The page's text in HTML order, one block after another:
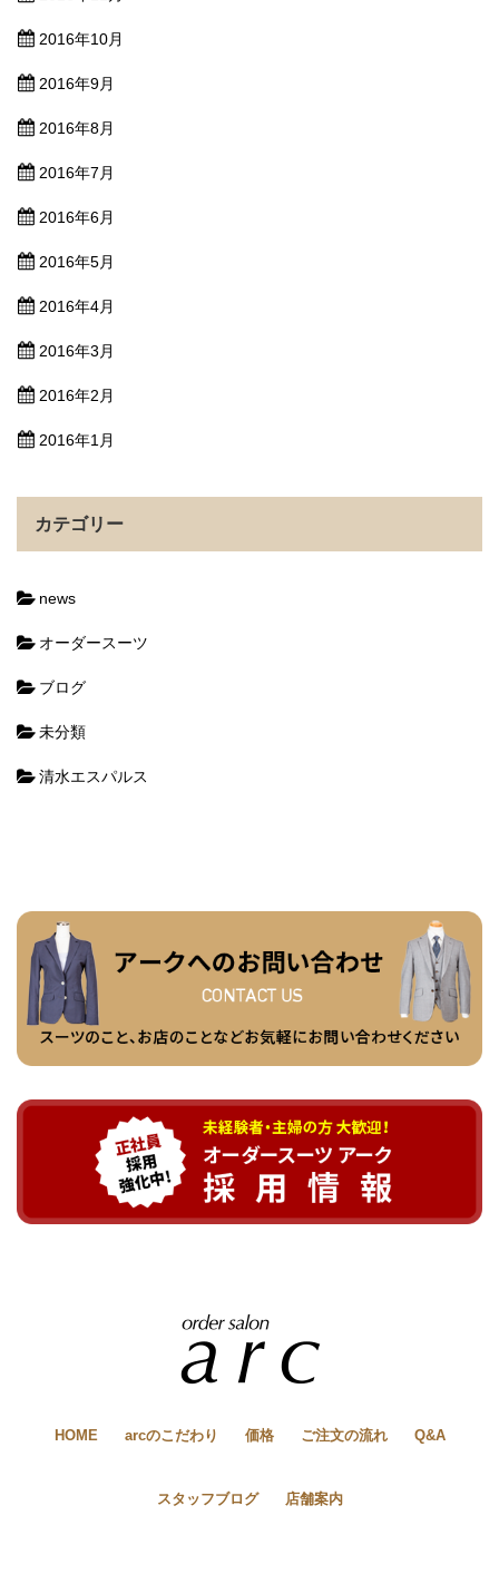
2016年10月
2016年9月
2016年8月
2016年7月
2016年6月
2016年5月
2016年4月
2016年3月
2016年2月
2016年1月
カテゴリー
news
オーダースーツ
ブログ
未分類
清水エスパルス
HOME arcのこだわり 価格 ご注文の流れ Q&A
スタッフブログ 店舗案内